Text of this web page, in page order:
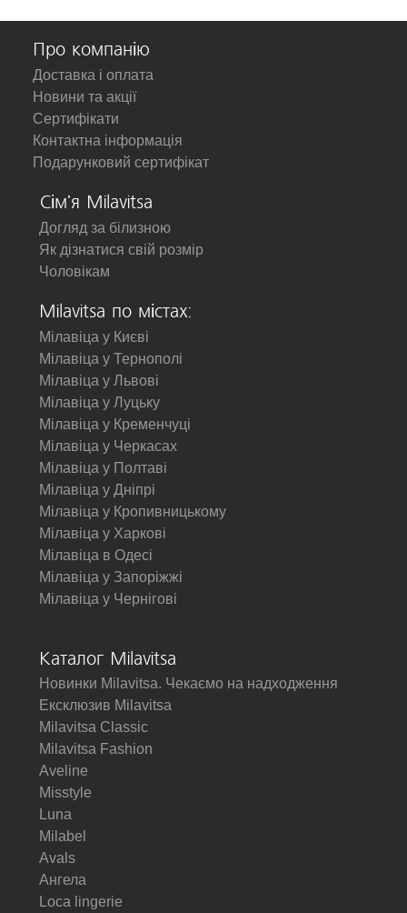
Про компанію
Доставка і оплата
Новини та акції
Сертифікати
Контактна інформація
Подарунковий сертифікат
Сім'я Milavitsa
Догляд за білизною
Як дізнатися свій розмір
Чоловікам
Milavitsa по містах:
Мілавіца у Києві
Мілавіца у Тернополі
Мілавіца у Львові
Мілавіца у Луцьку
Мілавіца у Кременчуці
Мілавіца у Черкасах
Мілавіца у Полтаві
Мілавіца у Дніпрі
Мілавіца у Кропивницькому
Мілавіца у Харкові
Мілавіца в Одесі
Мілавіца у Запоріжжі
Мілавіца у Чернігові
Каталог Milavitsa
Новинки Milavitsa. Чекаємо на надходження
Ексклюзив Milavitsa
Milavitsa Classic
Milavitsa Fashion
Aveline
Misstyle
Luna
Milabel
Avals
Ангела
Loca lingerie